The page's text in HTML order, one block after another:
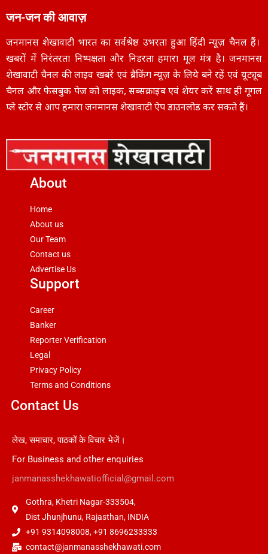
जन-जन की आवाज़
जनमानस शेखावाटी भारत का सर्वश्रेष्ठ उभरता हुआ हिंदी न्यूज़ चैनल हैं।
खबरों में निरंतरता निष्पक्षता और निडरता हमारा मूल मंत्र है। जनमानस
शेखावाटी चैनल की लाइव खबरें एवं ब्रैकिंग न्यूज़ के लिये बने रहें एवं यूट्यूब
चैनल और फेसबुक पेज को लाइक, सब्सक्राइब एवं शेयर करें साथ ही गूगल
प्ले स्टोर से आप हमारा जनमानस शेखावाटी ऐप डाउनलोड कर सकते हैं।
About
Home
About us
Our Team
Contact us
Advertise Us
Support
Career
Banker
Reporter Verification
Legal
Privacy Policy
Terms and Conditions
Contact Us
लेख, समाचार, पाठकों के विचार भेजें।
For Business and other enquiries
janmanasshekhawatiofficial@gmail.com
Gothra, Khetri Nagar-333504,
Dist Jhunjhunu, Rajasthan, INDIA
+91 9314098008, +91 8696233333
contact@janmanasshekhawati.com